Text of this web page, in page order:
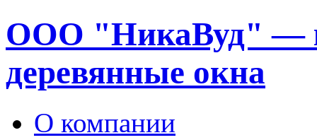
ООО "НикаВуд" —
деревянные окна
О компании